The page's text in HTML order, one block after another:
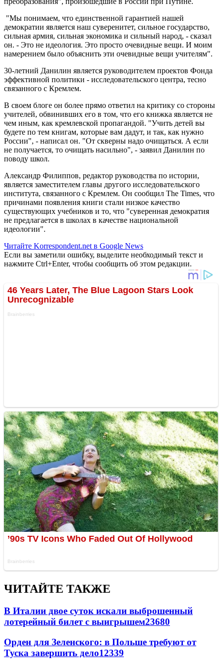
"Мы понимаем, что единственной гарантией нашей
демократии является наш суверенитет, сильное государство,
сильная армия, сильная экономика и сильный народ, - сказал
он. - Это не идеология. Это просто очевидные вещи. И моим
намерением было объяснить эти очевидные вещи учителям".
30-летний Данилин является руководителем проектов Фонда
эффективной политики - исследовательского центра, тесно
связанного с Кремлем.
В своем блоге он более прямо ответил на критику со стороны
учителей, обвинивших его в том, что его книжка является не
чем иным, как кремлевской пропагандой. "Учить детей вы
будете по тем книгам, которые вам дадут, и так, как нужно
России", - написал он. "От скверны надо очищаться. А если
не получается, то очищать насильно", - заявил Данилин по
поводу школ.
Александр Филиппов, редактор руководства по истории,
является заместителем главы другого исследовательского
института, связанного с Кремлем. Он сообщил The Times, что
причинами появления книги стали низкое качество
существующих учебников и то, что "суверенная демократия
не предлагается в школах в качестве национальной
идеологии".
Читайте Korrespondent.net в Google News
Если вы заметили ошибку, выделите необходимый текст и
нажмите Ctrl+Enter, чтобы сообщить об этом редакции.
ЧИТАЙТЕ ТАКЖЕ
В Италии двое суток искали выброшенный
лотерейный билет с выигрышем23680
Орден для Зеленского: в Польше требуют от
Туска завершить дело12339